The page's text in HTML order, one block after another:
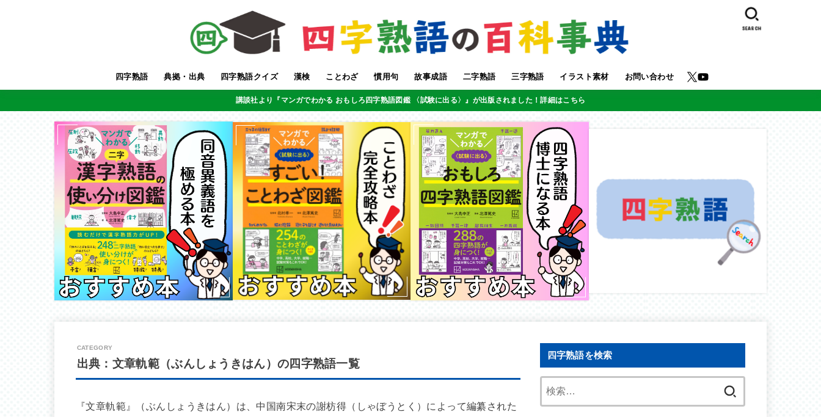
四字熟語 典拠・出典 四字熟語クイズ 漢検 ことわざ 慣用句 故事成語 二字熟語 三字熟語 イラスト素材 お問い合わせ
SEARCH
講談社より『マンガでわかる おもしろ四字熟語図鑑 〈試験に出る〉』が出版されました！詳細はこちら
出典：文章軌範（ぶんしょうきはん）の四字熟語一覧
『文章軌範』（ぶんしょうきはん）は、中国南宋末の謝枋得（しゃぼうとく）によって編纂された
四字熟語を検索